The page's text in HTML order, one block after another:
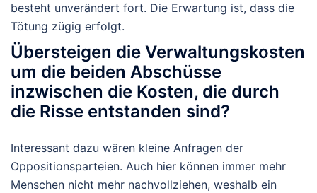
besteht unverändert fort. Die Erwartung ist, dass die
Tötung zügig erfolgt.
Übersteigen die Verwaltungskosten
um die beiden Abschüsse
inzwischen die Kosten, die durch
die Risse entstanden sind?
Interessant dazu wären kleine Anfragen der
Oppositionsparteien. Auch hier können immer mehr
Menschen nicht mehr nachvollziehen, weshalb ein